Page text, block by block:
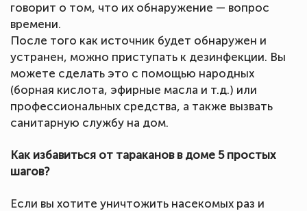
говорит о том, что их обнаружение — вопрос
времени.
После того как источник будет обнаружен и
устранен, можно приступать к дезинфекции. Вы
можете сделать это с помощью народных
(борная кислота, эфирные масла и т.д.) или
профессиональных средства, а также вызвать
санитарную службу на дом.
Как избавиться от тараканов в доме 5 простых
шагов?
Если вы хотите уничтожить насекомых раз и